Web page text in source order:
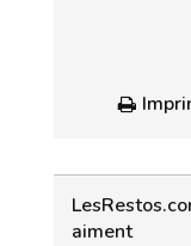
aiment